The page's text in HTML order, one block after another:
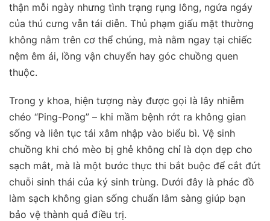
thận mỗi ngày nhưng tình trạng rụng lông, ngứa ngáy
của thú cưng vẫn tái diễn. Thủ phạm giấu mặt thường
không nằm trên cơ thể chúng, mà nằm ngay tại chiếc
nệm êm ái, lồng vận chuyển hay góc chuồng quen
thuộc.
Trong y khoa, hiện tượng này được gọi là lây nhiễm
chéo “Ping-Pong” – khi mầm bệnh rớt ra không gian
sống và liên tục tái xâm nhập vào biểu bì. Vệ sinh
chuồng khi chó mèo bị ghẻ không chỉ là dọn dẹp cho
sạch mắt, mà là một bước thực thi bắt buộc để cắt đứt
chuỗi sinh thái của ký sinh trùng. Dưới đây là phác đồ
làm sạch không gian sống chuẩn lâm sàng giúp bạn
bảo vệ thành quả điều trị.